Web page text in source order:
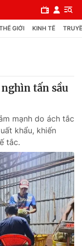
GIỚI KINH TẾ
tấn sầu
mạnh do ách tắc
khẩu, khiến
tắc.